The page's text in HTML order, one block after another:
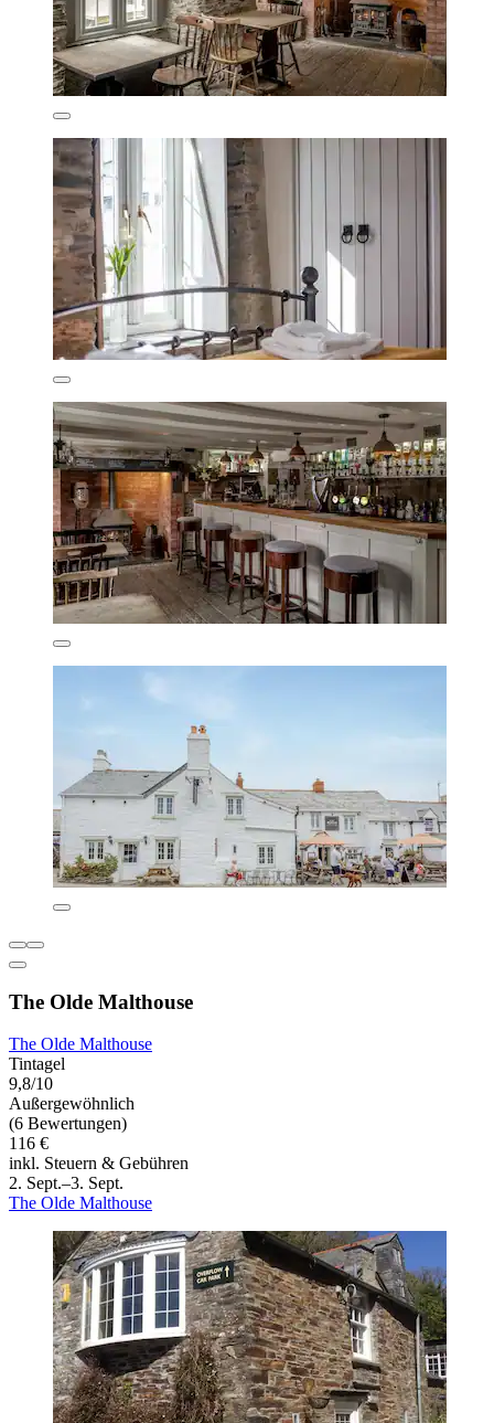
The Olde Malthouse
The Olde Malthouse
Tintagel
9,8/10
Außergewöhnlich
(6 Bewertungen)
116 €
inkl. Steuern & Gebühren
2. Sept.–3. Sept.
The Olde Malthouse